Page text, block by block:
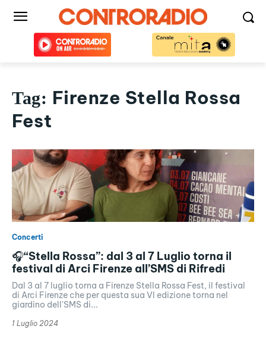
Tag: Firenze Stella Rossa
Fest
Concerti
🎧“Stella Rossa”: dal 3 al 7 Luglio torna il
festival di Arci Firenze all’SMS di Rifredi
Dal 3 al 7 luglio torna a Firenze Stella Rossa Fest, il festival
di Arci Firenze che per questa sua VI edizione torna nel
giardino dell'SMS di...
1 Luglio 2024